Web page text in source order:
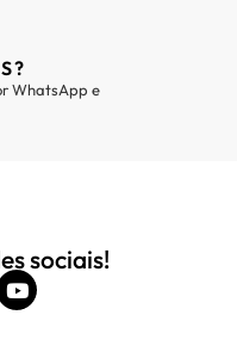
WhatsApp e
sociais!